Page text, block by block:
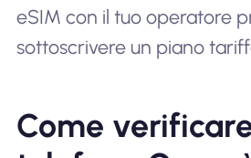
eSIM con il tuo operatore
sottoscrivere un piano
Come